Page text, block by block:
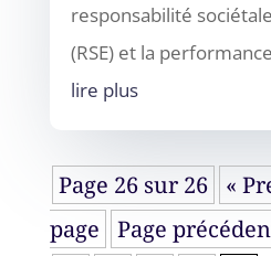
responsabilité
(RSE) et la
lire plus
Page 26 sur 26
«
page
Page